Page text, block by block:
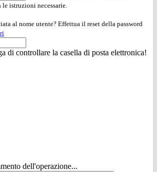
istruzioni necessarie.
al nome utente? Effettua il reset della password
di controllare la casella di posta elettronica!
dell'operazione...